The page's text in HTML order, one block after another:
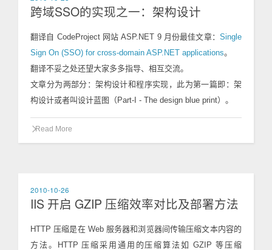
跨域SSO的实现之一：架构设计
翻译自 CodeProject 网站 ASP.NET 9 月份最佳文章： Single
Sign On (SSO) for cross-domain ASP.NET applications。
翻译不妥之处还望大家多多指导、相互交流。
文章分为两部分：架构设计和程序实现，此为第一篇即：架
构设计或者叫设计蓝图（Part-I - The design blue print）。
Read More
2010-10-26
IIS 开启 GZIP 压缩效率对比及部署方法
HTTP 压缩是在 Web 服务器和浏览器间传输压缩文本内容的
方法。HTTP 压缩采用通用的压缩算法如 GZIP 等压缩